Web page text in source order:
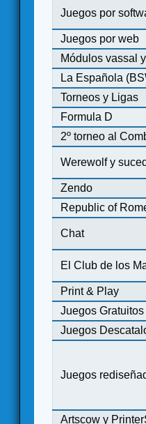
Juegos por
Juegos por web
Módulos vassal
La Española
Torneos y Ligas
Formula D
2º torneo al
Werewolf y
Zendo
Republic of
Chat
El Club de los
Print & Play
Juegos Gratuitos
Juegos
Juegos
Artscow y